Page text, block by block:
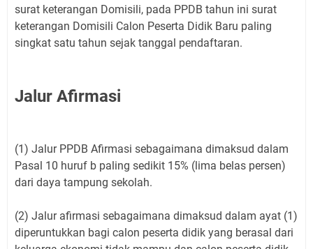
surat keterangan Domisili, pada PPDB tahun ini surat
keterangan Domisili Calon Peserta Didik Baru paling
singkat satu tahun sejak tanggal pendaftaran.
Jalur Afirmasi
(1) Jalur PPDB Afirmasi sebagaimana dimaksud dalam
Pasal 10 huruf b paling sedikit 15% (lima belas persen)
dari daya tampung sekolah.
(2) Jalur afirmasi sebagaimana dimaksud dalam ayat (1)
diperuntukkan bagi calon peserta didik yang berasal dari